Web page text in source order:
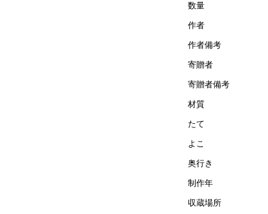
数量
作者
作者備考
寄贈者
寄贈者備考
材質
たて
よこ
奥行き
制作年
収蔵場所